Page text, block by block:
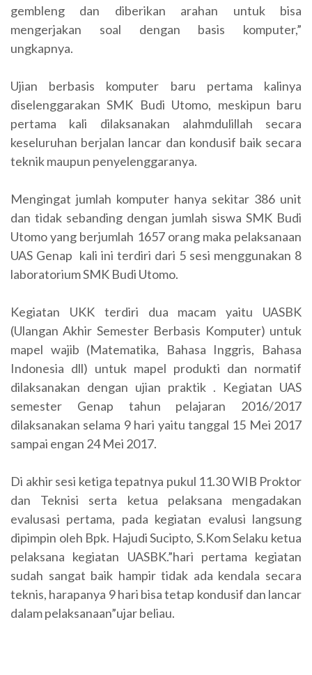
gembleng dan diberikan arahan untuk bisa
mengerjakan soal dengan basis komputer,”
ungkapnya.
Ujian berbasis komputer baru pertama kalinya
diselenggarakan SMK Budi Utomo, meskipun baru
pertama kali dilaksanakan alahmdulillah secara
keseluruhan berjalan lancar dan kondusif baik secara
teknik maupun penyelenggaranya.
Mengingat jumlah komputer hanya sekitar 386 unit
dan tidak sebanding dengan jumlah siswa SMK Budi
Utomo yang berjumlah 1657 orang maka pelaksanaan
UAS Genap kali ini terdiri dari 5 sesi menggunakan 8
laboratorium SMK Budi Utomo.
Kegiatan UKK terdiri dua macam yaitu UASBK
(Ulangan Akhir Semester Berbasis Komputer) untuk
mapel wajib (Matematika, Bahasa Inggris, Bahasa
Indonesia dll) untuk mapel produkti dan normatif
dilaksanakan dengan ujian praktik . Kegiatan UAS
semester Genap tahun pelajaran 2016/2017
dilaksanakan selama 9 hari yaitu tanggal 15 Mei 2017
sampai engan 24 Mei 2017.
Di akhir sesi ketiga tepatnya pukul 11.30 WIB Proktor
dan Teknisi serta ketua pelaksana mengadakan
evalusasi pertama, pada kegiatan evalusi langsung
dipimpin oleh Bpk. Hajudi Sucipto, S.Kom Selaku ketua
pelaksana kegiatan UASBK.”hari pertama kegiatan
sudah sangat baik hampir tidak ada kendala secara
teknis, harapanya 9 hari bisa tetap kondusif dan lancar
dalam pelaksanaan”ujar beliau.